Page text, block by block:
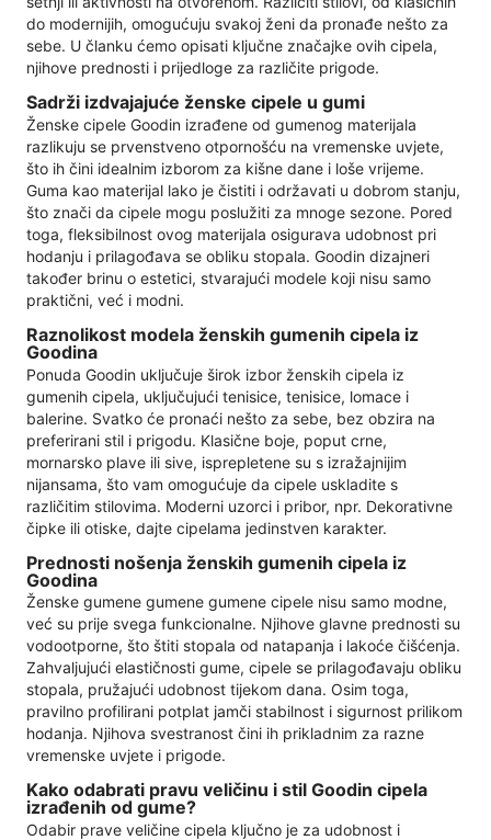
do modernijih, omogućuju svakoj ženi da pronađe nešto za
sebe. U članku ćemo opisati ključne značajke ovih cipela,
njihove prednosti i prijedloge za različite prigode.
Sadrži izdvajajuće ženske cipele u gumi
Ženske cipele Goodin izrađene od gumenog materijala
razlikuju se prvenstveno otpornošću na vremenske uvjete,
što ih čini idealnim izborom za kišne dane i loše vrijeme.
Guma kao materijal lako je čistiti i održavati u dobrom stanju,
što znači da cipele mogu poslužiti za mnoge sezone. Pored
toga, fleksibilnost ovog materijala osigurava udobnost pri
hodanju i prilagođava se obliku stopala. Goodin dizajneri
također brinu o estetici, stvarajući modele koji nisu samo
praktični, već i modni.
Raznolikost modela ženskih gumenih cipela iz
Goodina
Ponuda Goodin uključuje širok izbor ženskih cipela iz
gumenih cipela, uključujući tenisice, tenisice, lomace i
balerine. Svatko će pronaći nešto za sebe, bez obzira na
preferirani stil i prigodu. Klasične boje, poput crne,
mornarsko plave ili sive, isprepletene su s izražajnijim
nijansama, što vam omogućuje da cipele uskladite s
različitim stilovima. Moderni uzorci i pribor, npr. Dekorativne
čipke ili otiske, dajte cipelama jedinstven karakter.
Prednosti nošenja ženskih gumenih cipela iz
Goodina
Ženske gumene gumene gumene cipele nisu samo modne,
već su prije svega funkcionalne. Njihove glavne prednosti su
vodootporne, što štiti stopala od natapanja i lakoće čišćenja.
Zahvaljujući elastičnosti gume, cipele se prilagođavaju obliku
stopala, pružajući udobnost tijekom dana. Osim toga,
pravilno profilirani potplat jamči stabilnost i sigurnost prilikom
hodanja. Njihova svestranost čini ih prikladnim za razne
vremenske uvjete i prigode.
Kako odabrati pravu veličinu i stil Goodin cipela
izrađenih od gume?
Odabir prave veličine cipela ključno je za udobnost i